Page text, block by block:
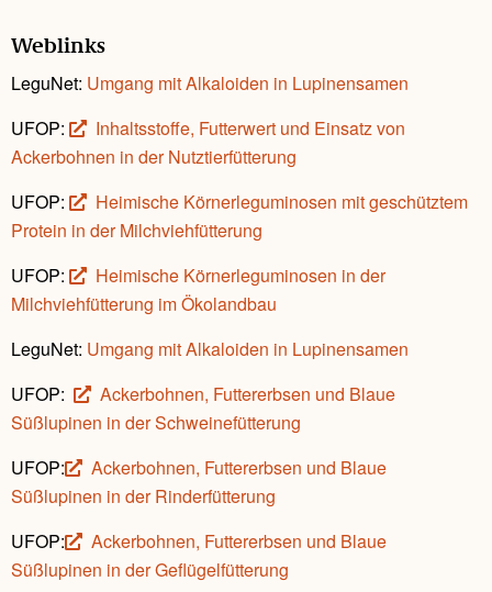
Weblinks
LeguNet: Umgang mit Alkaloiden in Lupinensamen
UFOP:
Inhaltsstoffe, Futterwert und Einsatz von
Ackerbohnen in der Nutztierfütterung
UFOP:
Heimische Körnerleguminosen mit geschütztem
Protein in der Milchviehfütterung
UFOP:
Heimische Körnerleguminosen in der
Milchviehfütterung im Ökolandbau
LeguNet: Umgang mit Alkaloiden in Lupinensamen
UFOP:
Ackerbohnen, Futtererbsen und Blaue
Süßlupinen in der Schweinefütterung
UFOP:
Ackerbohnen, Futtererbsen und Blaue
Süßlupinen in der Rinderfütterung
UFOP:
Ackerbohnen, Futtererbsen und Blaue
Süßlupinen in der Geflügelfütterung